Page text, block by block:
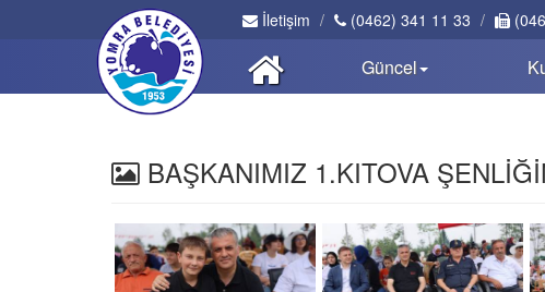
İletişim (0462) 341 11 33
Güncel
BAŞKANIMIZ 1.KITOVA